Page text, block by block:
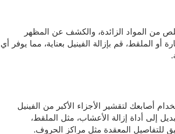
من المواد الزائدة، والكشف عن المظهر
أو الملقط، قم بإزالة الفينيل بعناية، مما يوفر أي
أصابعك لتقشير الأجزاء الأكبر من الفينيل
إلى أداة إزالة الأعشاب، مثل الملقط،
للتفاصيل المعقدة مثل مراكز الحروف.